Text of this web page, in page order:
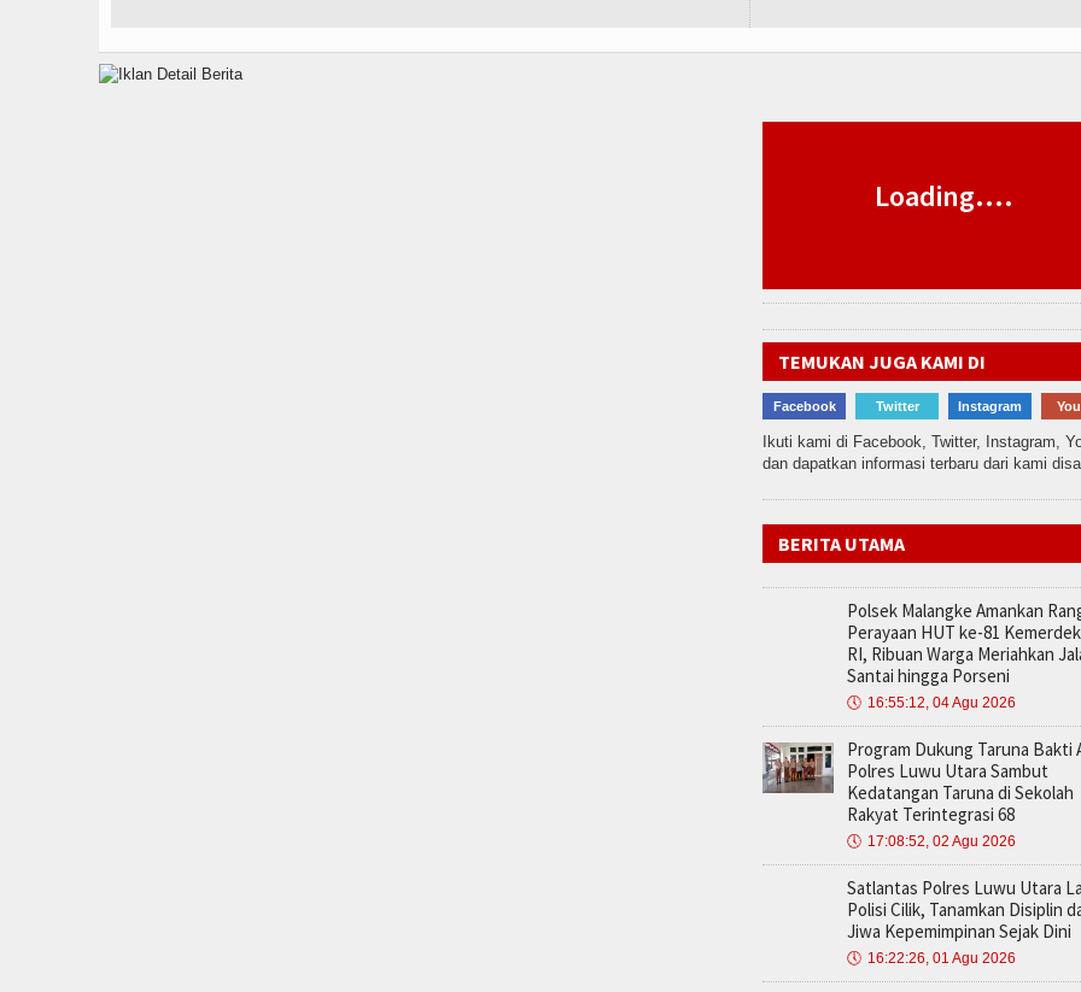
Loading....
TEMUKAN JUGA KAMI DI
Facebook Twitter Instagram
Ikuti kami di Facebook, Twitter, Instagram,
dan dapatkan informasi terbaru dari kami
BERITA UTAMA
Polsek Malangke Amankan
Perayaan HUT ke-81
RI, Ribuan Warga Meriahkan
Santai hingga Porseni
🕔 16:55:12, 04 Agu 2026
Program Dukung Taruna Bakti
Polres Luwu Utara Sambut
Kedatangan Taruna di Sekolah
Rakyat Terintegrasi 68
🕔 17:08:52, 02 Agu 2026
Satlantas Polres Luwu Utara
Polisi Cilik, Tanamkan Disiplin
Jiwa Kepemimpinan Sejak Dini
🕔 16:22:26, 01 Agu 2026